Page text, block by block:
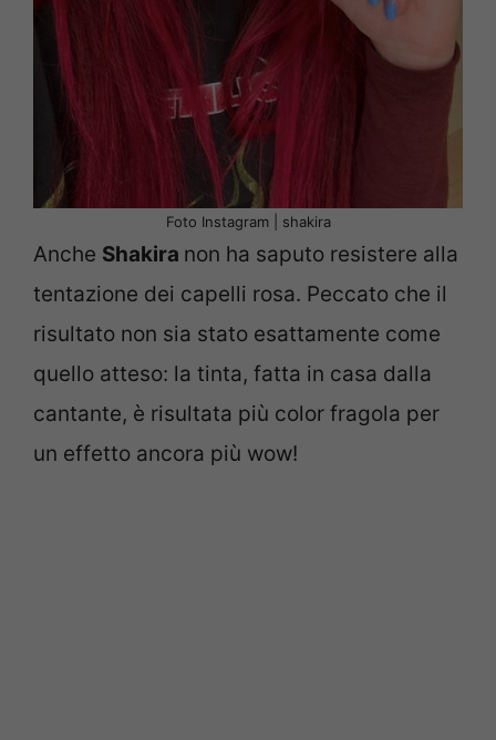
Foto Instagram | shakira
Anche Shakira non ha saputo resistere alla
tentazione dei capelli rosa. Peccato che il
risultato non sia stato esattamente come
quello atteso: la tinta, fatta in casa dalla
cantante, è risultata più color fragola per
un effetto ancora più wow!